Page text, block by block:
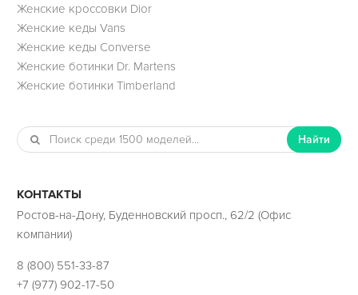
Женские кроссовки Dior
Женские кеды Vans
Женские кеды Converse
Женские ботинки Dr. Martens
Женские ботинки Timberland
Найти
КОНТАКТЫ
Ростов-на-Дону, Буденновский просп., 62/2 (Офис
компании)
8 (800) 551-33-87
+7 (977) 902-17-50